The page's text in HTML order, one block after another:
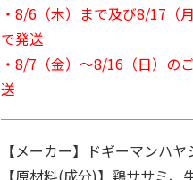
・8/6（木）まで及び8/17（
で発送
・8/7（金）～8/16（日）の
送
【メーカー】ドギーマンハヤ
【原材料(成分)】鶏ササミ